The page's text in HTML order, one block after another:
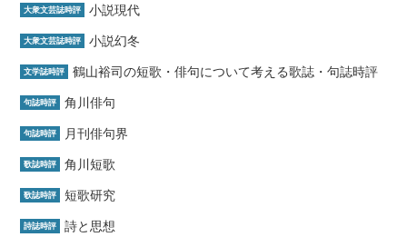
大衆文芸誌時評 小説現代
大衆文芸誌時評 小説幻冬
文学誌時評 鶴山裕司の短歌・俳句について考える歌誌・句誌時評
句誌時評 角川俳句
句誌時評 月刊俳句界
歌誌時評 角川短歌
歌誌時評 短歌研究
詩誌時評 詩と思想